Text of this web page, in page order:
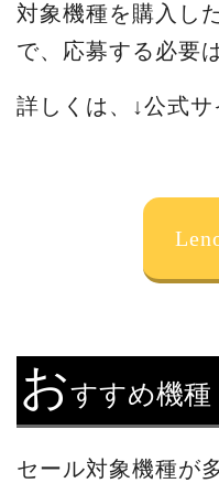
対象機種を購入し
で、応募する必要
詳しくは、↓公式サ
おすすめ機種
セール対象機種が